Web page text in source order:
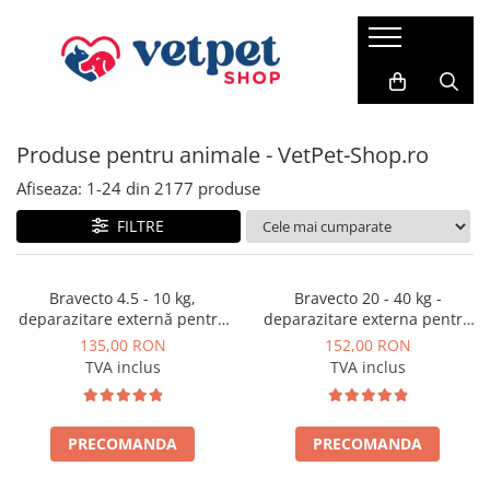
PENTRU CÂINI
ROYAL CANIN
MONGE
Advance
HRANĂ UMEDĂ
CONSERVE
PATE
PENTRU PISICI
ROYAL CANIN
ADVANCE CAT
Brit Premium Cat
HILLS SP
Sam Field
SANABELLE
WHISKAS
HRANĂ UMEDĂ
PENTRU PĂSĂRI
Hrana pentru canari
VITAMINE
FARMACIE VET
RATICIDE
SUPORT CARDIAC
SUPORT RENAL
SUPORT HEPATIC
SUPORT ARTICULAR
SUPORT NEURONAL
Suport pentru piele si blana
Vitamine
ACVARISTICĂ
ACCESORII
ACVARII
CABINET VETERINAR
Milbemax
Neptra
Prazimec
Produse pentru animale - VetPet-Shop.ro
Afiseaza: 1-24 din 2177 produse
FILTRE
Bravecto 4.5 - 10 kg,
deparazitare externă pentru
câini
135,00 RON
TVA inclus
PRECOMANDA
Bravecto 20 - 40 kg -
deparazitare externa pentru
caini
152,00 RON
TVA inclus
PRECOMANDA